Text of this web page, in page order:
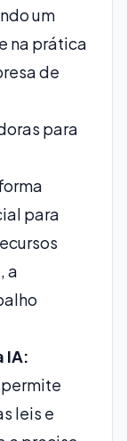
um
na prática
de
para
para
a
IA:
leis e